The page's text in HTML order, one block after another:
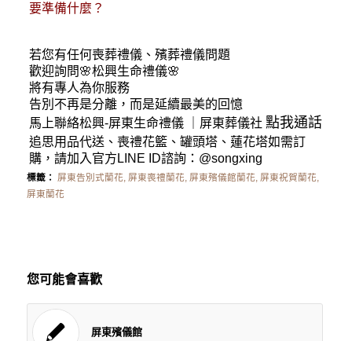
要準備什麼？
若您有任何喪葬禮儀、殯葬禮儀問題
歡迎詢問🌸松興生命禮儀🌸
將有專人為你服務
告別不再是分離，而是延續最美的回憶
馬上聯絡松興-屏東生命禮儀｜ 屏東葬儀社 點我通話
追思用品代送、喪禮花籃、罐頭塔、蓮花塔如需訂
購，請加入官方LINE ID諮詢： @songxing
標籤： 屏東告別式蘭花 屏東喪禮蘭花 屏東殯儀館蘭花 屏東祝賀蘭花
屏東蘭花
您可能會喜歡
屏東殯儀館